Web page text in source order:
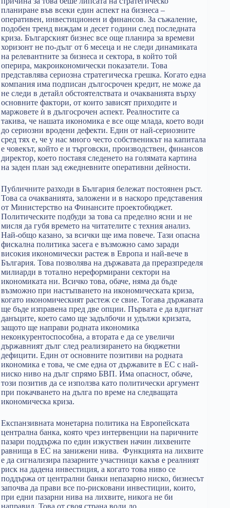
планиране във всеки един аспект на бизнеса –
оперативен, инвестиционен и финансов. За съжаление,
подобен тренд виждам и десет години след последната
криза. Българският бизнес все още планира за времеви
хоризонт не по-дълг от 6 месеца и не следи динамиката
на релевантните за бизнеса и сектора, в който той
оперира, макроикономически показатели. Това
представлява сериозна стратегическа грешка. Когато една
компания има подписан дългосрочен кредит, не може да
не следи в детайл обстоятелствата и очакванията върху
основните фактори, от които зависят приходите и
маржовете ѝ в дългосрочен аспект. Реалностите са
такива, че нашата икономика е все още млада, което води
до сериозни вродени дефекти. Един от най-сериозните
сред тях е, че у нас много често собственикът на капитала
е човекът, който е и търговски, производствен, финансов
директор, което поставя следенето на голямата картина
на заден план зад ежедневните оперативни дейности.
Публичните разходи в България бележат постоянен ръст.
Това са очакванията, заложени и в наскоро представения
от Министерство на Финансите проектобюджет.
Политическите подбуди за това са пределно ясни и не
мисля да губя времето на читателите с техния анализ.
Най-общо казано, за всички ще има повече. Тази опасна
фискална политика засега е възможно само заради
високия икономически растеж в Европа и най-вече в
България. Това позволява на държавата да преразпределя
милиарди в тотално нереформирани сектори на
икономиката ни. Всичко това, обаче, няма да бъде
възможно при настъпването на икономическата криза,
когато икономическият растеж се свие. Тогава държавата
ще бъде изправена пред две опции. Първата е да вдигнат
данъците, което само ще задълбочи и удължи кризата,
защото ще направи родната икономика
неконкурентоспособна, а втората е да се увеличи
държавният дълг след реализирането на бюджетни
дефицити. Един от основните позитиви на родната
икономика е това, че сме една от държавите в ЕС с най-
ниско ниво на дълг спрямо БВП. Има опасност, обаче,
този позитив да се използва като политически аргумент
при покачването на дълга по време на следващата
икономическа криза.
Експанзивната монетарна политика на Европейската
централна банка, която чрез интервенции на паричните
пазари поддържа по един изкуствен начин лихвените
равнища в ЕС на занижени нива. Функцията на лихвите
е да сигнализира пазарните участници какъв е реалният
риск на дадена инвестиция, а когато това ниво се
поддържа от централни банки непазарно ниско, бизнесът
започва да прави все по-рисковани инвестиции, които,
при едни пазарни нива на лихвите, никога не би
направил. Това от своя страна води до